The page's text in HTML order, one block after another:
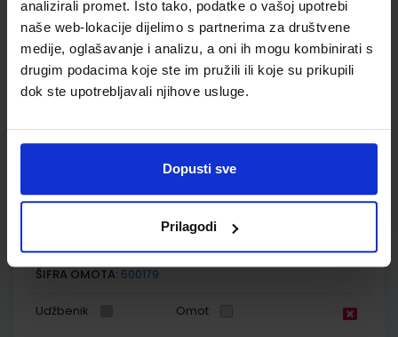
analizirali promet. Isto tako, podatke o vašoj upotrebi
naše web-lokacije dijelimo s partnerima za društvene
medije, oglašavanje i analizu, a oni ih mogu kombinirati s
drugim podacima koje ste im pružili ili koje su prikupili
dok ste upotrebljavali njihove usluge.
Dopusti sve
Prilagodi
SKU:569106 CIJENA:13,60 €
ŠIFRA OMOTA: 500175
Udžbenik Omot
POVIJEST 7; udžbenik iz povijesti za sedmi razred osnovne
Nakladnik:ALFA d.d. Registarski broj ministarstva:6561
CIJENA: 13,03 €
ŠIFRA OMOTA: 500179
Udžbenik Omot